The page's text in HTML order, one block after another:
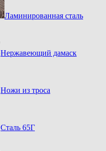
Ламинированная сталь
Нержавеющий дамаск
Ножи из троса
Сталь 65Г